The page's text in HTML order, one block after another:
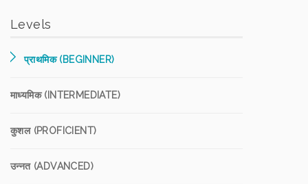
Levels
प्राथमिक (BEGINNER)
माध्यमिक (INTERMEDIATE)
कुशल (PROFICIENT)
उन्नत (ADVANCED)